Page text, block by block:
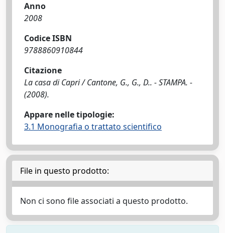
Anno
2008
Codice ISBN
9788860910844
Citazione
La casa di Capri / Cantone, G., G., D.. - STAMPA. -
(2008).
Appare nelle tipologie:
3.1 Monografia o trattato scientifico
File in questo prodotto:
Non ci sono file associati a questo prodotto.